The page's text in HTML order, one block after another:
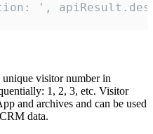
',
visitor number in
1, 2, 3, etc. Visitor
and archives and can be used
data.